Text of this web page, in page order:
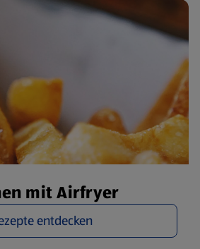
mit Airfryer
entdecken